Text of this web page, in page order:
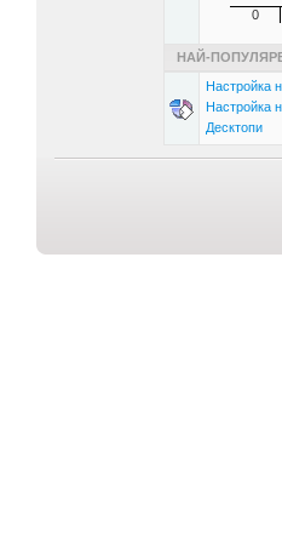
0
НАЙ-
Настройка
Настройка
Десктопи